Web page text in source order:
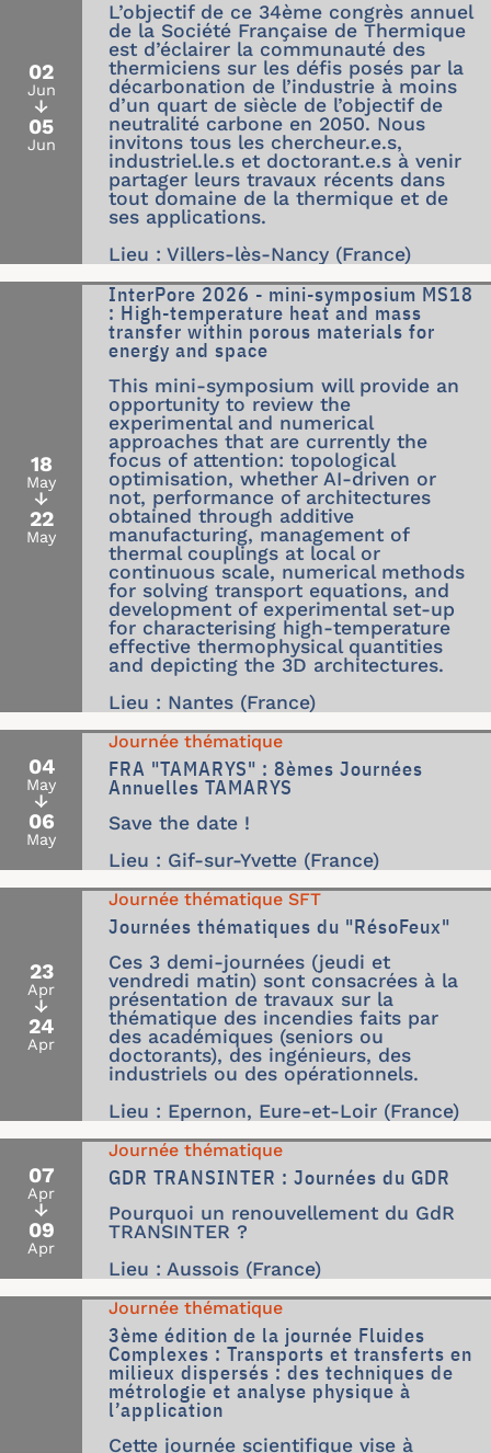
02
Jun
↓
05
Jun
L’objectif de ce 34ème congrès annuel
de la Société Française de Thermique
est d’éclairer la communauté des
thermiciens sur les défis posés par la
décarbonation de l’industrie à moins
d’un quart de siècle de l’objectif de
neutralité carbone en 2050. Nous
invitons tous les chercheur.e.s,
industriel.le.s et doctorant.e.s à venir
partager leurs travaux récents dans
tout domaine de la thermique et de
ses applications.
Lieu : Villers-lès-Nancy (France)
18
May
↓
22
May
InterPore 2026 - mini-symposium MS18
: High-temperature heat and mass
transfer within porous materials for
energy and space
This mini-symposium will provide an
opportunity to review the
experimental and numerical
approaches that are currently the
focus of attention: topological
optimisation, whether AI-driven or
not, performance of architectures
obtained through additive
manufacturing, management of
thermal couplings at local or
continuous scale, numerical methods
for solving transport equations, and
development of experimental set-up
for characterising high-temperature
effective thermophysical quantities
and depicting the 3D architectures.
Lieu : Nantes (France)
04
May
↓
06
May
Journée thématique
FRA "TAMARYS" : 8èmes Journées
Annuelles TAMARYS
Save the date !
Lieu : Gif-sur-Yvette (France)
23
Apr
↓
24
Apr
Journée thématique SFT
Journées thématiques du "RésoFeux"
Ces 3 demi-journées (jeudi et
vendredi matin) sont consacrées à la
présentation de travaux sur la
thématique des incendies faits par
des académiques (seniors ou
doctorants), des ingénieurs, des
industriels ou des opérationnels.
Lieu : Epernon, Eure-et-Loir (France)
07
Apr
↓
09
Apr
Journée thématique
GDR TRANSINTER : Journées du GDR
Pourquoi un renouvellement du GdR
TRANSINTER ?
Lieu : Aussois (France)
Journée thématique
3ème édition de la journée Fluides
Complexes : Transports et transferts en
milieux dispersés : des techniques de
métrologie et analyse physique à
l’application
Cette journée scientifique vise à